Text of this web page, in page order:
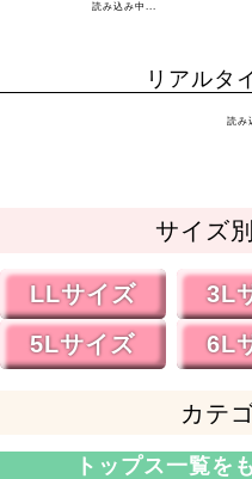
読み込み中...
リアルタ
読み
サイズ
LLサイズ 3L
5Lサイズ
6L
カテ
トップス一覧を